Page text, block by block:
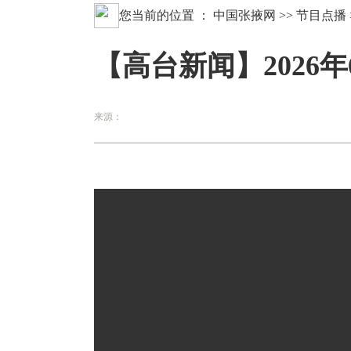
您当前的位置 ： 中国张掖网 >> 节目点播
【高台新闻】2026
来源：